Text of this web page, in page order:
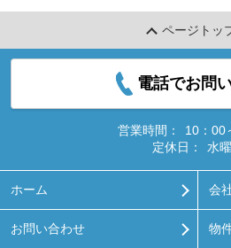
ページトッ
電話でお問
営業時間：
10：00
定休日：
水
ホーム 会
お問い合わせ 物